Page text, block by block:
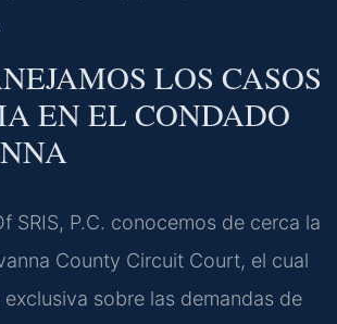
LOS CASOS
EN EL CONDADO
SRIS, P.C. conocemos de cerca la
County Circuit Court, el cual
sobre las demandas de